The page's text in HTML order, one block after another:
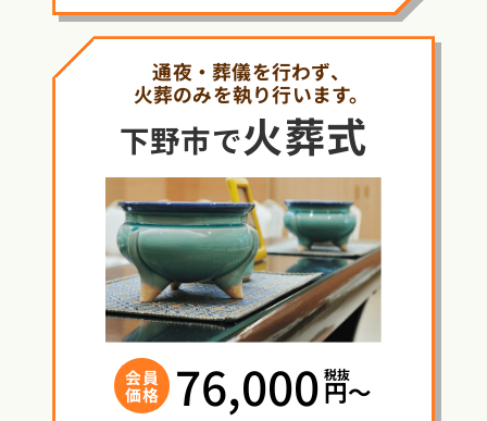
通夜・葬儀を行わず、
火葬のみを執り行います。
下野市で火葬式
会員
価格 76,000 税抜
円〜